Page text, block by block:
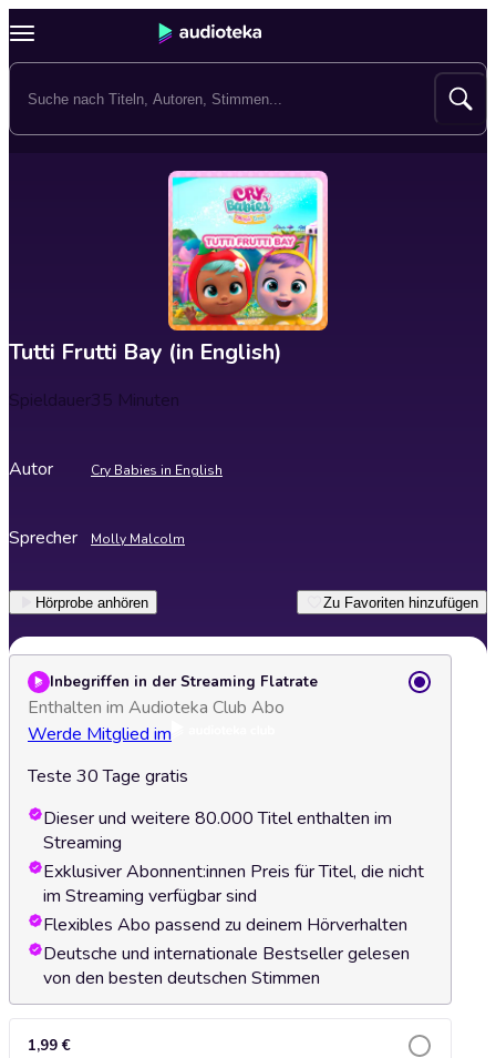
Tutti Frutti Bay (in English)
Spieldauer35 Minuten
Autor Cry Babies in English
Sprecher Molly Malcolm
Hörprobe anhören Zu Favoriten hinzufügen
Inbegriffen in der Streaming Flatrate
Enthalten im Audioteka Club Abo
Werde Mitglied im
Teste 30 Tage gratis
Dieser und weitere 80.000 Titel enthalten im
Streaming
Exklusiver Abonnent:innen Preis für Titel, die nicht
im Streaming verfügbar sind
Flexibles Abo passend zu deinem Hörverhalten
Deutsche und internationale Bestseller gelesen
von den besten deutschen Stimmen
1,99 €